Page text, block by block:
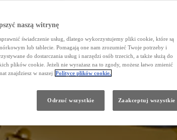
naszą witrynę
świadczenie usług, dlatego wykorzystujemy pliki cookie, które są
lub tablecie. Pomagają one nam zrozumieć Twoje potrzeby i
do dostarczania usług i narzędzi osób trzecich, a także służą do
plików cookie. Jeżeli nie wyrażasz na to zgody, możesz łatwo zmienić
znajdziesz w naszej Polityce plików cookie.
Odrzuć wszystkie Zaakceptuj wszystkie